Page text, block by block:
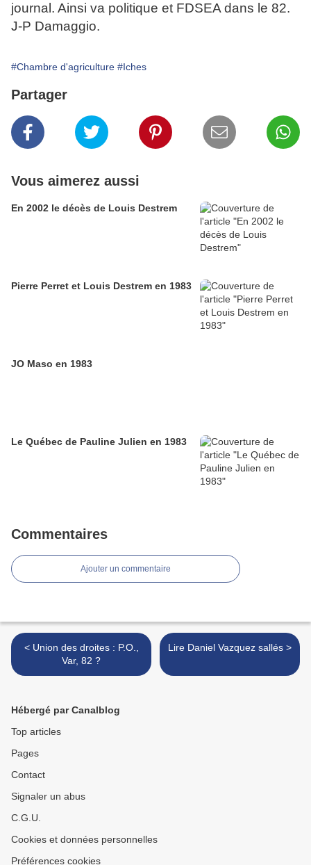
journal. Ainsi va politique et FDSEA dans le 82.
J-P Damaggio.
#Chambre d'agriculture #Iches
Partager
Vous aimerez aussi
En 2002 le décès de Louis Destrem
Pierre Perret et Louis Destrem en 1983
JO Maso en 1983
Le Québec de Pauline Julien en 1983
Commentaires
Ajouter un commentaire
< Union des droites : P.O.,
Var, 82 ?
Lire Daniel Vazquez sallés >
Hébergé par Canalblog
Top articles
Pages
Contact
Signaler un abus
C.G.U.
Cookies et données personnelles
Préférences cookies